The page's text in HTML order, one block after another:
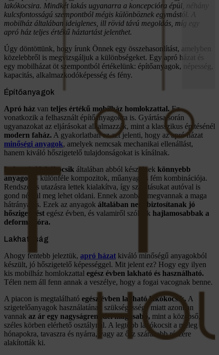
lakókocsira. Mindkét lakás ugyanarra a koncepcióra épül, néhány
kulcsfontosságú szempontból mégis különböznek egymástól. A
mobilház általában ideiglenes, ill rövid távú megoldás, míg egy
apró ház teljes értékű háztartást jelenthet.
Úgy döntöttünk, hogy írunk Önnek egy összehasonlítást, amelyben
közelebbről is megvizsgáljuk a különbségeket. Egy apró házat és
egy mobilházat öt szempontból értékelünk: építőanyagok, népesség,
kapacitás, alkalmazkodóképesség és fény.
Építőanyagok
Apró ház van teljes értékű mobilház homlokzattal.Ez
vonatkozik a felhasznált építőanyagokra is. Gyártása során
ugyanazokat az eljárásokat alkalmazzák, mint a klasszikus építésénél
modern faház. A gyakorlatban ez azt jelenti, hogy az apró házat
minőségi anyagok, amelyek nemcsak mechanikai ellenállást,
hanem kiváló hőszigetelő tulajdonságokat is kínálnak.
Lakossági lakókocsik általában abból készülnek könnyebb
anyagok
– különféle kompozitok, műanyag és fém kombinációja.
Rendszeres utazásra lettek kialakítva, így szállításukat autóval is
gond nélkül meg lehet oldani. Ennek azonban megvannak a maga
hátrányai is. Ezek az anyagok általában nem biztosítanak jó
hőszigetelést egész évben, és valamiről szólnak hajlamosabbak a
deformációra.
Lakhatóság
Ahogy fentebb jeleztük, apró házat kiváló minőségű anyagokból
készült, jó hőszigetelő képességgel. Mit jelent ez? Hogy egy ilyen
kis mobilház homlokzattal egész évben lakható és használható.
Télen nem áll fenn annak a veszélye, hogy a fogai vacognak benne.
A piacon is megtalálható egész évben lakható lakókocsik. A
szigetelőanyagok használatának szükségessége miatt azonban
vannak az ár egy nagyságrenddel magasabb, mint a középső,
széles körben elérhető osztálynál. A legtöbb lakókocsit a meleg
hónapokra, tavaszra és nyárra, vagy az ősz szárazabb részére
alakították ki.